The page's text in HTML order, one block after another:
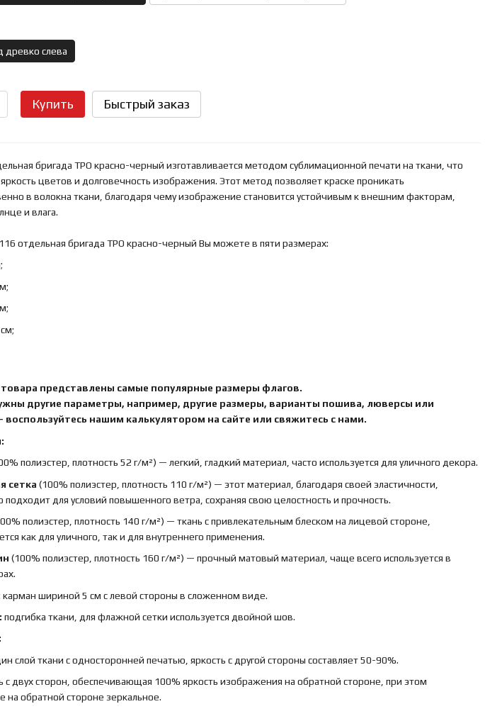
древко слева
Купить Быстрый заказ
бригада ТРО красно-черный изготавливается методом сублимационной печати на ткани, что
яркость цветов и долговечность изображения. Этот метод позволяет краске проникать
в волокна ткани, благодаря чему изображение становится устойчивым к внешним факторам,
и влага.
отдельная бригада ТРО красно-черный Вы можете в пяти размерах:
товара представлены самые популярные размеры флагов.
другие параметры, например, другие размеры, варианты пошива, люверсы или
воспользуйтесь нашим калькулятором на сайте или свяжитесь с нами.
полиэстер, плотность 52 г/м²) — легкий, гладкий материал, часто используется для уличного декора.
сетка (100% полиэстер, плотность 110 г/м²) — этот материал, благодаря своей эластичности,
подходит для условий повышенного ветра, сохраняя свою целостность и прочность.
полиэстер, плотность 140 г/м²) — ткань с привлекательным блеском на лицевой стороне,
как для уличного, так и для внутреннего применения.
(100% полиэстер, плотность 160 г/м²) — прочный матовый материал, чаще всего используется в
карман шириной 5 см с левой стороны в сложенном виде.
подгибка ткани, для флажной сетки используется двойной шов.
слой ткани с односторонней печатью, яркость с другой стороны составляет 50-90%.
с двух сторон, обеспечивающая 100% яркость изображения на обратной стороне, при этом
на обратной стороне зеркальное.